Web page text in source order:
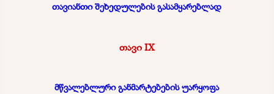
თავიანთი შეხედულების გასამყარებლად
თავი IX
მწვალებლური განმარტებების უარყოფა